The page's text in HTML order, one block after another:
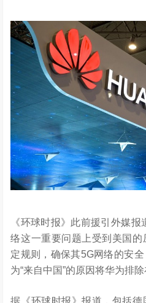
《环球时报》此前援引外媒
络这一重要问题上受到美国的
定规则，确保其5G网络的安
为“来自中国”的原因将华为排
据《环球时报》报道，包括